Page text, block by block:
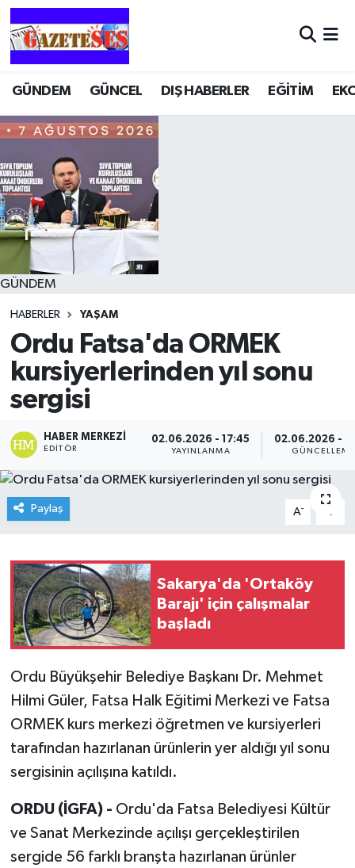
GÜNDEM GÜNCEL DIŞ HABERLER EĞİTİM
GÜNDEM
HABERLER YAŞAM
Ordu Fatsa'da ORMEK
kursiyerlerinden yıl sonu
sergisi
HABER MERKEZI
EDITÖR
02.06.2026 - 17:45
YAYINLANMA
02.06.2026 -
GÜNCELLEME
Paylaş A- A
Sakarya'da 'Ortaköy
Barajı' için çalışmalar
başladı
Ordu Büyükşehir Belediye Başkanı Dr. Mehmet
Hilmi Güler, Fatsa Halk Eğitimi Merkezi ve Fatsa
ORMEK kurs merkezi öğretmen ve kursiyerleri
tarafından hazırlanan ürünlerin yer aldığı yıl sonu
sergisinin açılışına katıldı.
ORDU (İGFA) - Ordu'da Fatsa Belediyesi Kültür
ve Sanat Merkezinde açılışı gerçekleştirilen
sergide 56 farklı branşta hazırlanan ürünler